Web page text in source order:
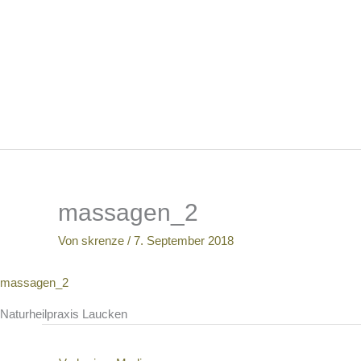
massagen_2
Von skrenze / 7. September 2018
massagen_2
Naturheilpraxis Laucken